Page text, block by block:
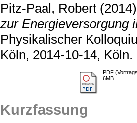
Pitz-Paal, Robert
zur Energieversorgung
Physikalischer
Köln, 2014-10-14, Köln.
PDF
6MB
Kurzfassung